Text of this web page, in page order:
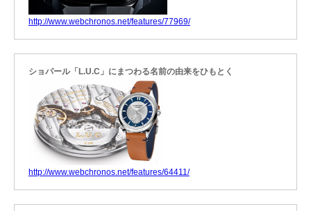
http://www.webchronos.net/features/77969/
ショパール「L.U.C」にまつわる名前の由来をひもとく
http://www.webchronos.net/features/64411/